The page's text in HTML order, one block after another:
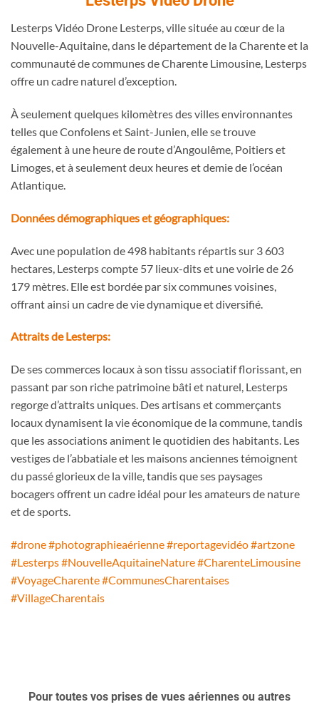
Lesterps Vidéo Drone Lesterps, ville située au cœur de la
Nouvelle-Aquitaine, dans le département de la Charente et la
communauté de communes de Charente Limousine, Lesterps
offre un cadre naturel d’exception.
À seulement quelques kilomètres des villes environnantes
telles que Confolens et Saint-Junien, elle se trouve
également à une heure de route d’Angoulême, Poitiers et
Limoges, et à seulement deux heures et demie de l’océan
Atlantique.
Données démographiques et géographiques:
Avec une population de 498 habitants répartis sur 3 603
hectares, Lesterps compte 57 lieux-dits et une voirie de 26
179 mètres. Elle est bordée par six communes voisines,
offrant ainsi un cadre de vie dynamique et diversifié.
Attraits de Lesterps:
De ses commerces locaux à son tissu associatif florissant, en
passant par son riche patrimoine bâti et naturel, Lesterps
regorge d’attraits uniques. Des artisans et commerçants
locaux dynamisent la vie économique de la commune, tandis
que les associations animent le quotidien des habitants. Les
vestiges de l’abbatiale et les maisons anciennes témoignent
du passé glorieux de la ville, tandis que ses paysages
bocagers offrent un cadre idéal pour les amateurs de nature
et de sports.
#drone#photographieaérienne#reportagevidéo#artzone
#Lesterps#NouvelleAquitaineNature#CharenteLimousine
#VoyageCharente#CommunesCharentaises
#VillageCharentais
Pour toutes vos prises de vues aériennes ou autres